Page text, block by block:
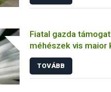
Fiatal gazda
méhészek vis maior
beadása
TOVÁBB